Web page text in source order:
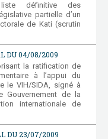
liste définitive des
partielle d’un
de Kati (scrutin
DU 04/08/2009
la ratification de
à l’appui du
le VIH/SIDA, signé à
Gouvernement de la
internationale de
DU 23/07/2009